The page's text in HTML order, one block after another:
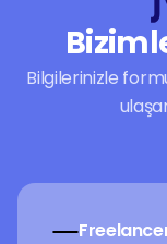
Bilgilerinizle